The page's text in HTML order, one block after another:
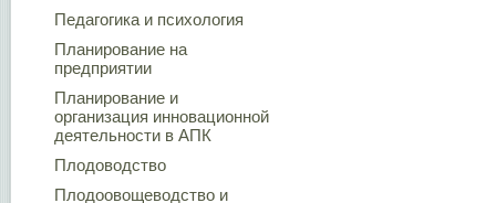
Педагогика и психология
Планирование на
предприятии
Планирование и
организация инновационной
деятельности в АПК
Плодоводство
Плодоовощеводство и